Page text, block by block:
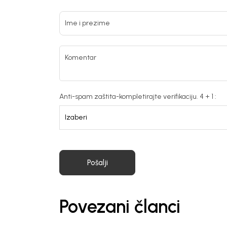
Ime i prezime
Komentar
Anti-spam zaštita-kompletirajte verifikaciju. 4 + 1 :
Pošalji
Povezani članci
decenijama veruju.
Prijavi se, ostvari popuste i postani